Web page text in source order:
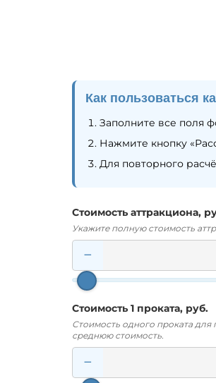
Как пользоваться
Заполните все поля
Нажмите кнопку
Для повторного
Стоимость аттракциона,
Укажите полную стоимость
−
Стоимость 1 проката, руб.
Стоимость одного проката для
среднюю стоимость.
−